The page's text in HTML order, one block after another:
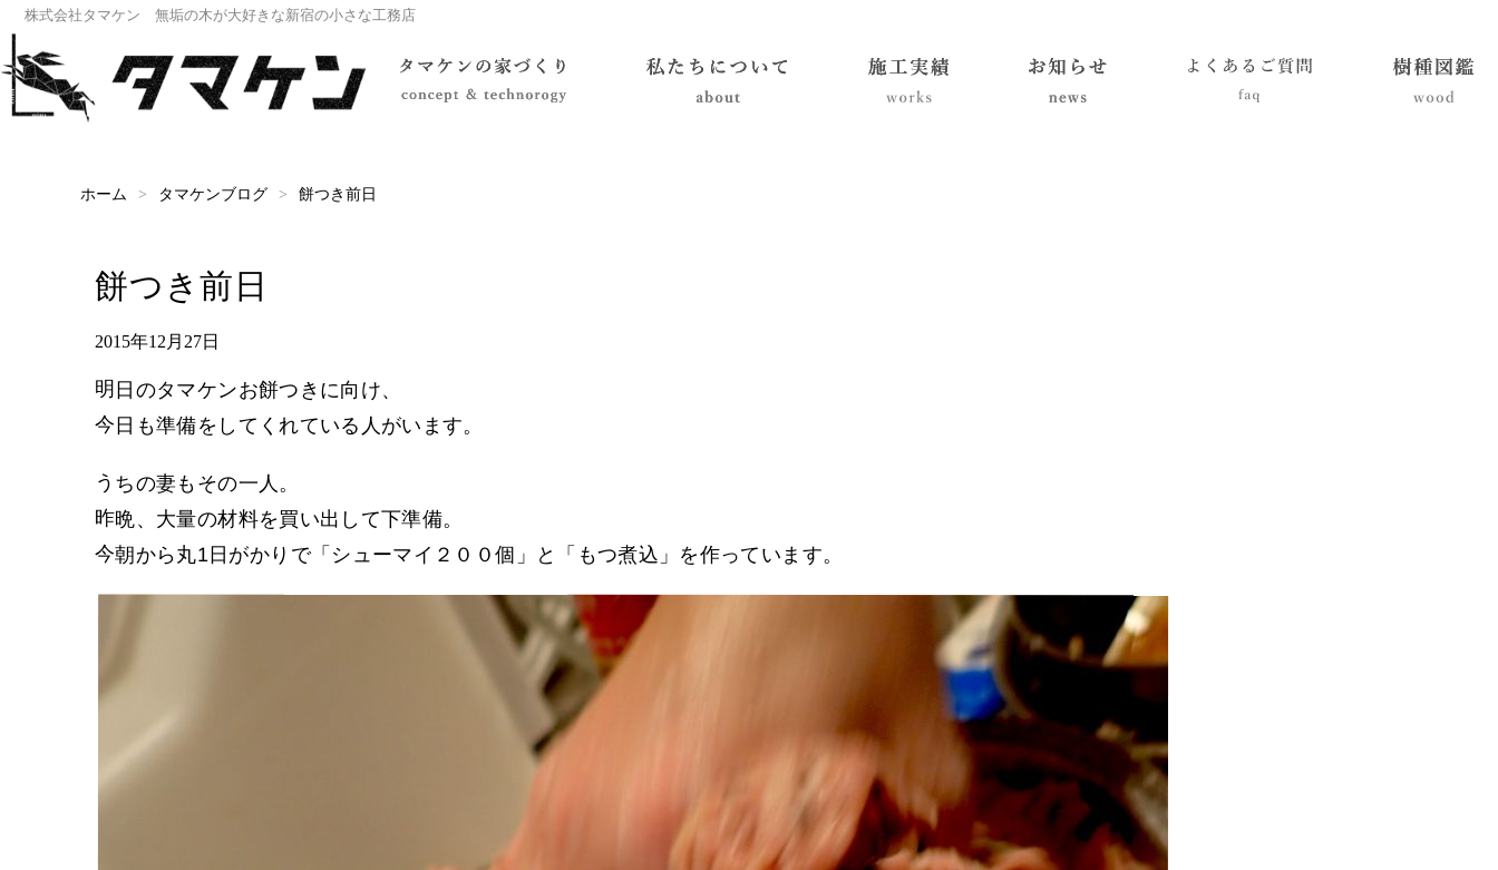
株式会社タマケン 無垢の木が大好きな新宿の小さな工務店
ホーム タマケンブログ 餅つき前日
餅つき前日
2015年12月27日
明日のタマケンお餅つきに向け、
今日も準備をしてくれている人がいます。
うちの妻もその一人。
昨晩、大量の材料を買い出して下準備。
今朝から丸1日がかりで「シューマイ２００個」と「もつ煮込」を作っています。